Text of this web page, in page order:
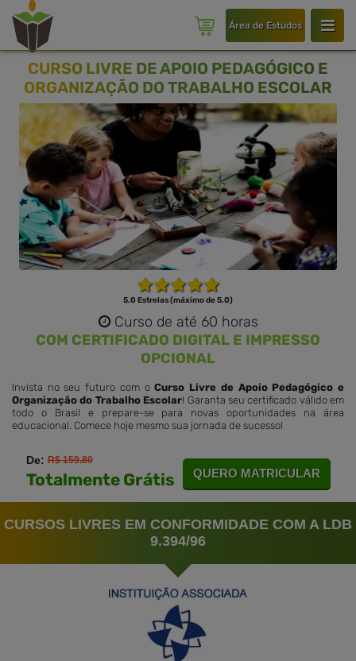
Área de Estudos
CURSO LIVRE DE APOIO PEDAGÓGICO E
ORGANIZAÇÃO DO TRABALHO ESCOLAR
5.0 Estrelas (máximo de 5.0)
Curso de até 60 horas
COM CERTIFICADO DIGITAL E IMPRESSO
OPCIONAL
Invista no seu futuro com oCurso Livre de Apoio Pedagógico e
Organização do Trabalho Escolar! Garanta seu certificado válido em
todo o Brasil e prepare-se para novas oportunidades na área
educacional. Comece hoje mesmo sua jornada de sucesso!
De:R$ 159.80
Totalmente Grátis QUERO MATRICULAR
CURSOS LIVRES EM CONFORMIDADE COM A LDB
9.394/96